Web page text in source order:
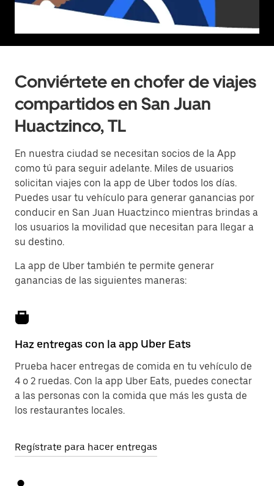
Conviértete en chofer de viajes
compartidos en San Juan
Huactzinco, TL
En nuestra ciudad se necesitan socios de la App
como tú para seguir adelante. Miles de usuarios
solicitan viajes con la app de Uber todos los días.
Puedes usar tu vehículo para generar ganancias por
conducir en San Juan Huactzinco mientras brindas a
los usuarios la movilidad que necesitan para llegar a
su destino.
La app de Uber también te permite generar
ganancias de las siguientes maneras:
Haz entregas con la app Uber Eats
Prueba hacer entregas de comida en tu vehículo de
4 o 2 ruedas. Con la app Uber Eats, puedes conectar
a las personas con la comida que más les gusta de
los restaurantes locales.
Regístrate para hacer entregas